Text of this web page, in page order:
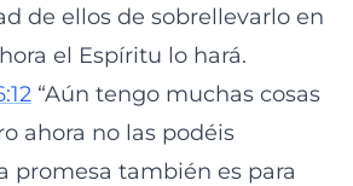
de ellos de sobrellevarlo en
el Espíritu lo hará.
“Aún tengo muchas cosas
ahora no las podéis
promesa también es para